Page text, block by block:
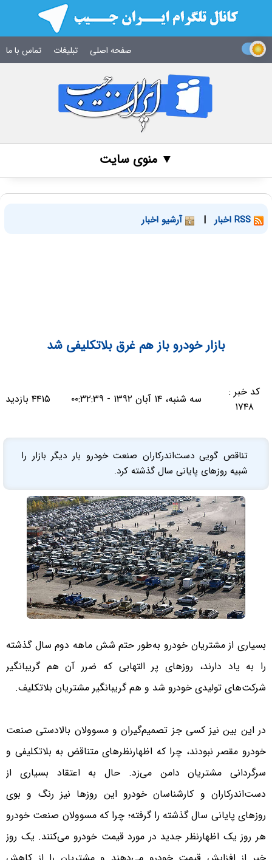
صفحه اصلی تبلیغات تماس با ما
▼ منوی سایت
| آرشیو اخبار
بازار خودرو باز هم غرق بلاتکلیفی شد
کد خبر :
۱۷۴۸
سه شنبه، ۱۴ آبان ۱۳۹۲ - ۰۰:۳۲:۳۹ ۴۴۱۵ بازدید
تناقص گویی دست‌اندرکاران صنعت خودرو بار دیگر بازار را
شبیه روزهای پایانی سال گذشته کرد.
بسیاری از مشتریان خودرو به‌طور حتم شش ماهه دوم سال گذشته
را به یاد دارند، روزهای پر التهابی که ضرر آن هم گریبانگیر
شرکت‌های تولیدی خودرو شد و هم گریبانگیر مشتریان بلاتکلیف.
در این بین نیز کسی جز تصمیم‌گیران و مسوولان بالادستی صنعت
خودرو مقصر نبودند، چرا که اظهارنظرهای متناقض به بلاتکلیفی و
سرگردانی مشتریان دامن می‌زد. حال به اعتقاد بسیاری از
دست‌اندرکاران و کارشناسان خودرو این روزها نیز رنگ و بوی
روزهای پایانی سال گذشته را گرفته؛ چرا که مسوولان صنعت خودرو
هر روز یک اظهارنظر جدید در مورد قیمت خودرو می‌کنند. یک روز